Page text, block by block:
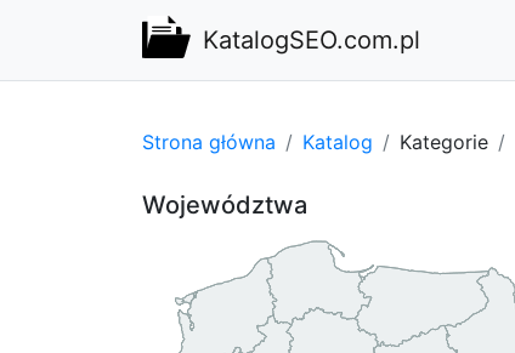
KatalogSEO.com.pl
Strona główna Katalog Kategorie
Województwa